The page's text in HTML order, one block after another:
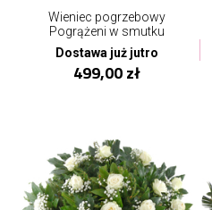
Wieniec pogrzebowy
Pogrążeni w smutku
Dostawa już jutro
499,00 zł